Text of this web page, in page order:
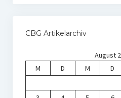
CBG Artikelarchiv
August
M
D M D